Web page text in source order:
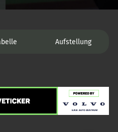
Aufstellung